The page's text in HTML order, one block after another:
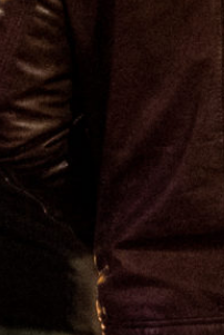
Details zum Podcast